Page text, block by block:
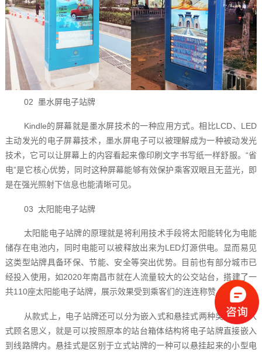
02 墨水屏电子站牌
Kindle的屏幕就是墨水屏技术的一种应用方式。相比LCD、LED
主动发光的电子屏幕技术，墨水屏电子可以被理解成为一种被动发光
技术，它可以让屏幕上的内容看起来像印刷文字书写纸一样舒服。“省
电”是它核心优势，同时这种屏幕能够有效保护乘客双眼且无蓝光，即
是在强光照射下信息也能清晰可见。
03 太阳能电子站牌
太阳能电子站牌的原理就是将利用技术手段将太阳能转化为电能
储存在电池内，同时电能可以被释放出来为LED灯源供电。显而易见
这类型站牌具备环保、节能、安全等突出优势。目前也有部分城市已
经投入使用，如2020年南昌市就在人流量较大的公交站台，搭建了一
共110座太阳能电子站牌，展示效果受到乘客们的连连称赞。
从款式上，电子站牌还可以分为嵌入式和悬挂式两种类型。嵌入
式顾名思义，就是可以按照原本的站台箱体结构将电子站牌直接嵌入
到线路牌内。悬挂式是区别于立式站牌的一种可以悬挂起来的小型电